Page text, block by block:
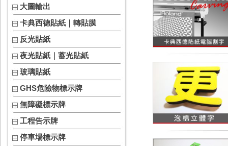
大圖輸出
卡典西德貼紙｜轉貼膜
反光貼紙
夜光貼紙｜蓄光貼紙
玻璃貼紙
GHS危險物標示牌
無障礙標示牌
工程告示牌
停車場標示牌